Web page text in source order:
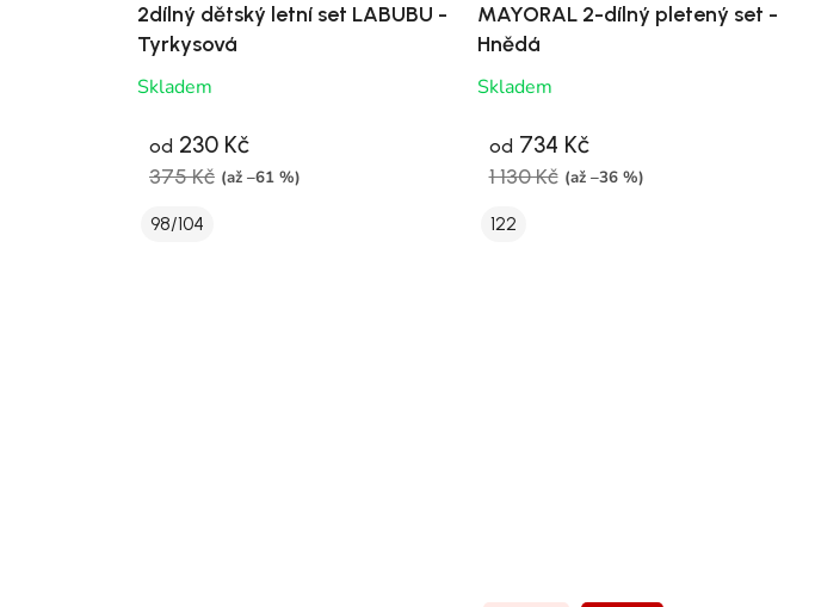
2dílný dětský letní set LABUBU -
Tyrkysová
Skladem
od 230 Kč
375 Kč (až –61 %)
98/104
MAYORAL 2-dílný pletený set -
Hnědá
Skladem
od 734 Kč
1 130 Kč (až –36 %)
122